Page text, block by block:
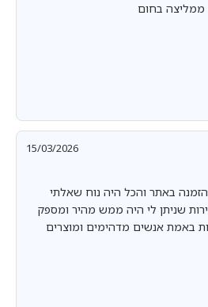
ממליצה בחום
15/03/2026
הזמנה באתר והכל היה נוח שאלתי
שניתן לי היה ממש מהיר ומספק
באמת אנשים מדהימים ומוצרים